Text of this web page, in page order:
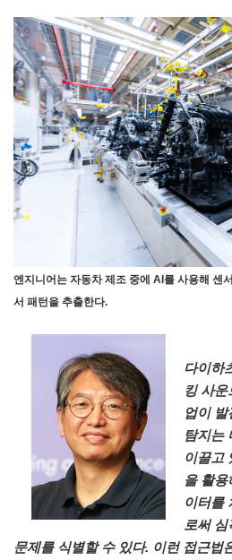
엔지니어는 자동차 제조 중에 AI를 사용해 센
서 패턴을 추출한다.
다이하
킹 사
업이
탐지는
이끌고
을 활
이터를
로써
문제를 식별할 수 있다. 이런 접근법